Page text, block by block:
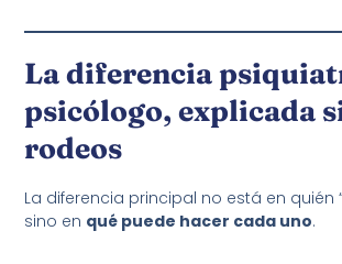
La diferencia
psicólogo, explicada
rodeos
La diferencia principal no está en quién
sino en qué puede hacer cada uno.